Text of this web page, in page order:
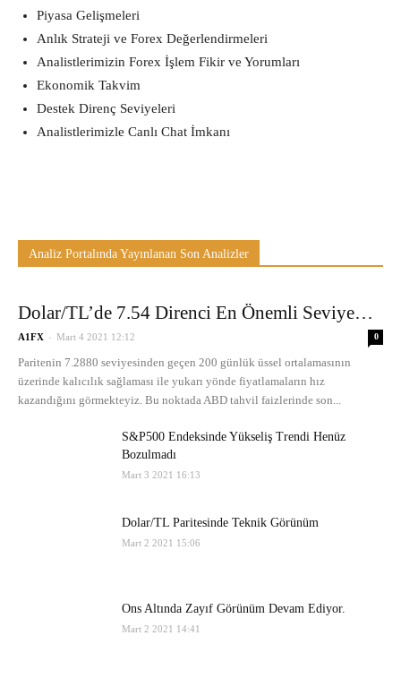
Piyasa Gelişmeleri
Anlık Strateji ve Forex Değerlendirmeleri
Analistlerimizin Forex İşlem Fikir ve Yorumları
Ekonomik Takvim
Destek Direnç Seviyeleri
Analistlerimizle Canlı Chat İmkanı
Analiz Portalında Yayınlanan Son Analizler
Dolar/TL’de 7.54 Direnci En Önemli Seviye…
A1FX - Mart 4 2021 12:12 0
Paritenin 7.2880 seviyesinden geçen 200 günlük üssel ortalamasının
üzerinde kalıcılık sağlaması ile yukarı yönde fiyatlamaların hız
kazandığını görmekteyiz. Bu noktada ABD tahvil faizlerinde son...
S&P500 Endeksinde Yükseliş Trendi Henüz
Bozulmadı
Mart 3 2021 16:13
Dolar/TL Paritesinde Teknik Görünüm
Mart 2 2021 15:06
Ons Altında Zayıf Görünüm Devam Ediyor.
Mart 2 2021 14:41